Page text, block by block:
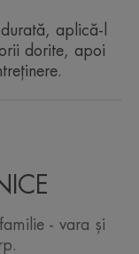
aplică-l
dorite, apoi
- vara și